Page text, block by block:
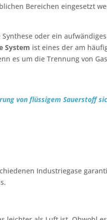
Bereichen eingesetzt
oder ein aufwändiges
System ist eines der am
es um die Trennung von
von flüssigem Sauerstoff
Industriegase